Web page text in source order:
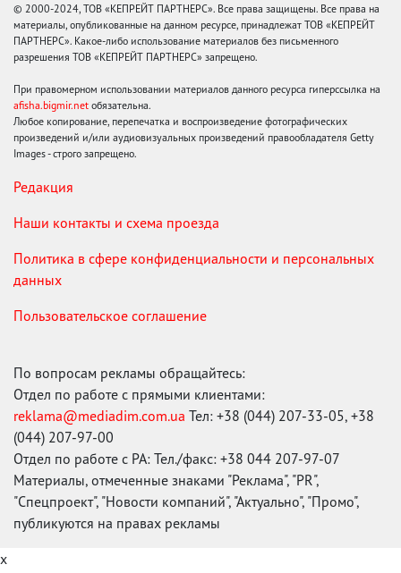
© 2000-2024, ТОВ «КЕПРЕЙТ ПАРТНЕРС». Все права защищены. Все права на
материалы, опубликованные на данном ресурсе, принадлежат ТОВ «КЕПРЕЙТ
ПАРТНЕРС». Какое-либо использование материалов без письменного
разрешения ТОВ «КЕПРЕЙТ ПАРТНЕРС» запрещено.
При правомерном использовании материалов данного ресурса гиперссылка на
afisha.bigmir.net обязательна.
Любое копирование, перепечатка и воспроизведение фотографических
произведений и/или аудиовизуальных произведений правообладателя Getty
Images - строго запрещено.
Редакция
Наши контакты и схема проезда
Политика в сфере конфиденциальности и персональных
данных
Пользовательское соглашение
По вопросам рекламы обращайтесь:
Отдел по работе с прямыми клиентами:
reklama@mediadim.com.ua Тел: +38 (044) 207-33-05, +38
(044) 207-97-00
Отдел по работе с РА: Тел./факс: +38 044 207-97-07
Материалы, отмеченные знаками "Реклама", "PR",
"Спецпроект", "Новости компаний", "Актуально", "Промо",
публикуются на правах рекламы
x